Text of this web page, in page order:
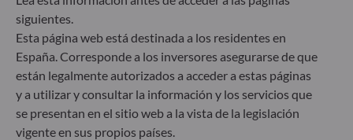
comparable y se entienda mejor por los inversores
finales. Artículo 6: El equipo de gestión no tiene en
cuenta riesgos de sostenibilidad ni incidencias
adversas de las decisiones de inversión en los
factores de sostenibilidad en el proceso de toma de
decisiones. Artículo 8: El equipo de gestión aborda
los riesgos de sostenibilidad integrando criterios
ESG (medioambientales, sociales y/o de gobierno
siguientes.
Esta página web está destinada a los residentes en
España. Corresponde a los inversores asegurarse de que
están legalmente autorizados a acceder a estas páginas
y a utilizar y consultar la información y los servicios que
se presentan en el sitio web a la vista de la legislación
vigente en sus propios países.